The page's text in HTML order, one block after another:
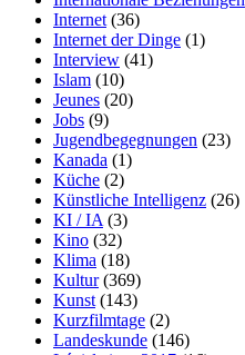
Internet (36)
Internet der Dinge (1)
Interview (41)
Islam (10)
Jeunes (20)
Jobs (9)
Jugendbegegnungen (23)
Kanada (1)
Küche (2)
Künstliche Intelligenz (26)
KI / IA (3)
Kino (32)
Klima (18)
Kultur(369)
Kunst (143)
Kurzfilmtage (2)
Landeskunde (146)